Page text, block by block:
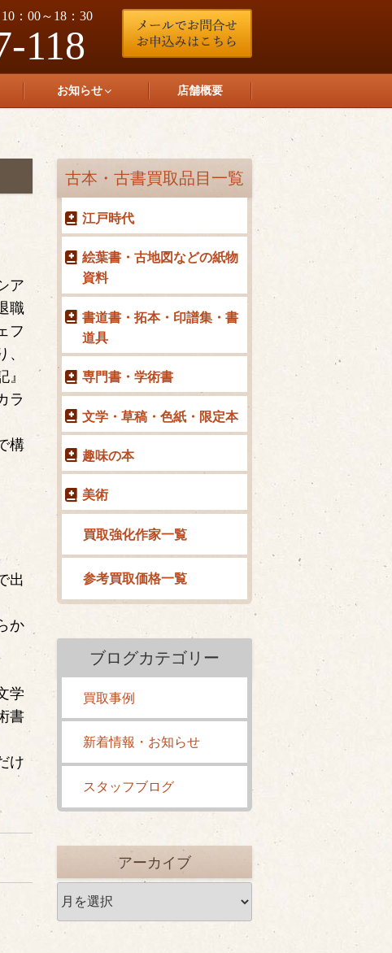
：00～18：30
118
お知らせ 店舗概要
ア
職
フ
ラ
構
出
か
学
書
け
古本・古書買取品目一覧
江戸時代
絵葉書・古地図などの紙物
資料
書道書・拓本・印譜集・書
道具
専門書・学術書
文学・草稿・色紙・限定本
趣味の本
美術
買取強化作家一覧
参考買取価格一覧
ブログカテゴリー
買取事例
新着情報・お知らせ
スタッフブログ
アーカイブ
ー